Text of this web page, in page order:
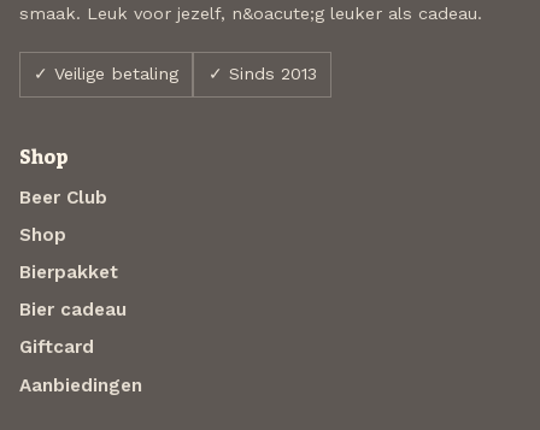
smaak. Leuk voor jezelf, n&oacute;g leuker als cadeau.
✓ Veilige betaling ✓ Sinds 2013
Shop
Beer Club
Shop
Bierpakket
Bier cadeau
Giftcard
Aanbiedingen